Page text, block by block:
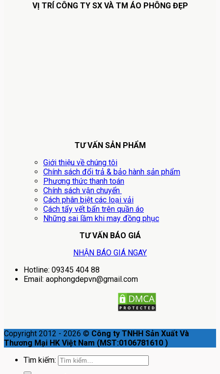
VỊ TRÍ CÔNG TY SX VÀ TM ÁO PHÔNG ĐẸP
TƯ VẤN SẢN PHẨM
Giới thiệu về chúng tôi
Chính sách đổi trả & bảo hành sản phẩm
Phương thức thanh toán
Chính sách vận chuyển
Cách phân biệt các loại vải
Cách tẩy vết bẩn trên quần áo
Những sai lầm khi may đồng phục
TƯ VẤN BÁO GIÁ
NHẬN BÁO GIÁ NGAY
Hotline: 09345 404 88
Email: aophongdepvn@gmail.com
Copyright 2012 - 2026 © Công ty TNHH Sản Xuất Và
Thương Mại HK Việt Nam (MST:0106781610 )
Tìm kiếm: